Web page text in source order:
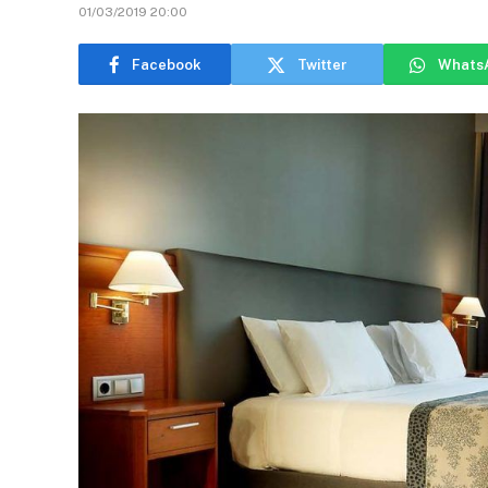
01/03/2019 20:00
Facebook Twitter